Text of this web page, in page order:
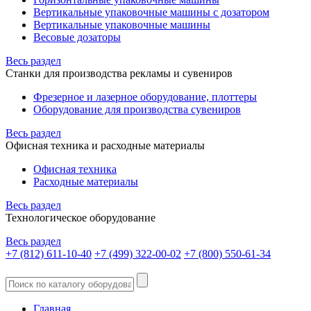
Вертикальные упаковочные машины с дозатором
Вертикальные упаковочные машины
Весовые дозаторы
Весь раздел
Станки для производства рекламы и сувениров
Фрезерное и лазерное оборудование, плоттеры
Оборудование для производства сувениров
Весь раздел
Офисная техника и расходные материалы
Офисная техника
Расходные материалы
Весь раздел
Технологическое оборудование
Весь раздел
+7 (812) 611-10-40 +7 (499) 322-00-02 +7 (800) 550-61-34
Главная